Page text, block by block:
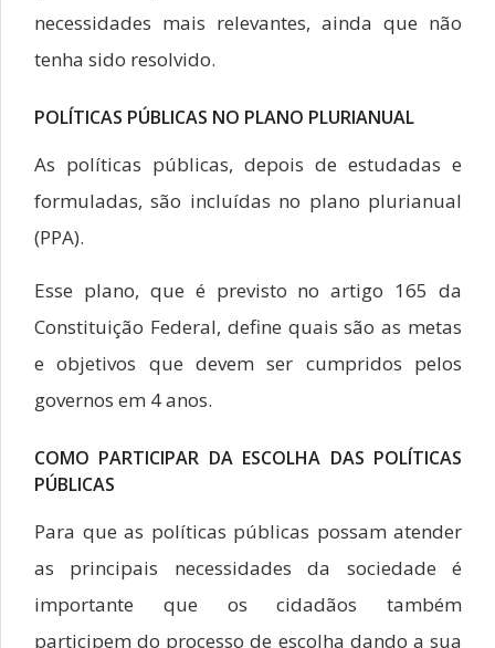
necessidades mais relevantes, ainda que não
tenha sido resolvido.
POLÍTICAS PÚBLICAS NO PLANO PLURIANUAL
As políticas públicas, depois de estudadas e
formuladas, são incluídas no plano plurianual
(PPA).
Esse plano, que é previsto no artigo 165 da
Constituição Federal, define quais são as metas
e objetivos que devem ser cumpridos pelos
governos em 4 anos.
COMO PARTICIPAR DA ESCOLHA DAS POLÍTICAS
PÚBLICAS
Para que as políticas públicas possam atender
as principais necessidades da sociedade é
importante que os cidadãos também
participem do processo de escolha dando a sua